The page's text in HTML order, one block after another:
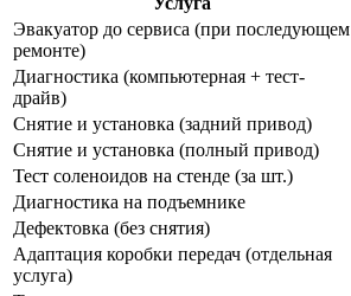
Эвакуатор до сервиса (при последующем
ремонте)
Диагностика (компьютерная + тест-
драйв)
Снятие и установка (задний привод)
Снятие и установка (полный привод)
Тест соленоидов на стенде (за шт.)
Диагностика на подъемнике
Дефектовка (без снятия)
Адаптация коробки передач (отдельная
услуга)